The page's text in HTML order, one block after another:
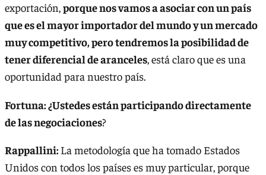
exportación,porque nos vamos a asociar con un país
que es el mayor importador del mundo y un mercado
muy competitivo, pero tendremos la posibilidad de
tener diferencial de aranceles, está claro que es una
oportunidad para nuestro país.
Fortuna: ¿Ustedes están participando directamente
de las negociaciones?
Rappallini:La metodología que ha tomado Estados
Unidos con todos los países es muy particular, porque